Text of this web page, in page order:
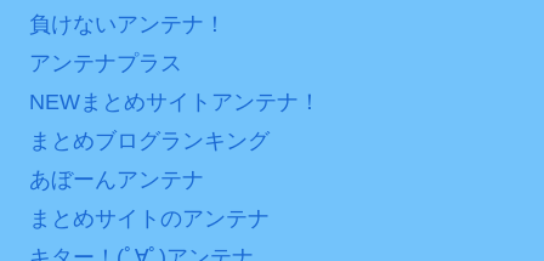
互RSS
ァン衝撃
負けないアンテナ！
アンテナプラス
NEWまとめサイトアンテナ！
まとめブログランキング
あぼーんアンテナ
まとめサイトのアンテナ